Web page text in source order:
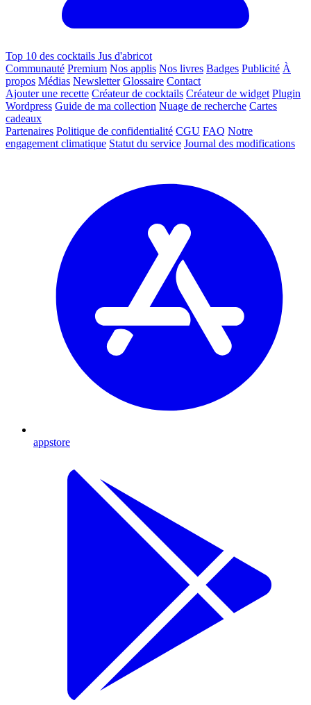
Top 10 des cocktails Jus d'abricot
Communauté Premium Nos applis Nos livres Badges Publicité À
propos Médias Newsletter Glossaire Contact
Ajouter une recette Créateur de cocktails Créateur de widget Plugin
Wordpress Guide de ma collection Nuage de recherche Cartes
cadeaux
Partenaires Politique de confidentialité CGU FAQ Notre
engagement climatique Statut du service Journal des modifications
appstore